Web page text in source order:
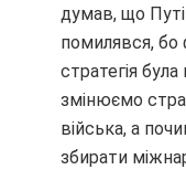
думав, що
помилявся,
стратегія
змінюємо
війська, а
збирати